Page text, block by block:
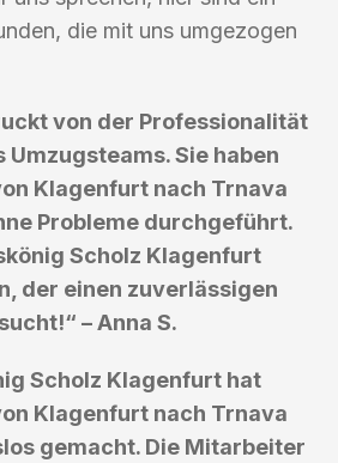
die mit uns umgezogen
von der Professionalität
Umzugsteams. Sie haben
Klagenfurt nach Trnava
Probleme durchgeführt.
Scholz Klagenfurt
der einen zuverlässigen
– Anna S.
Scholz Klagenfurt hat
Klagenfurt nach Trnava
gemacht. Die Mitarbeiter